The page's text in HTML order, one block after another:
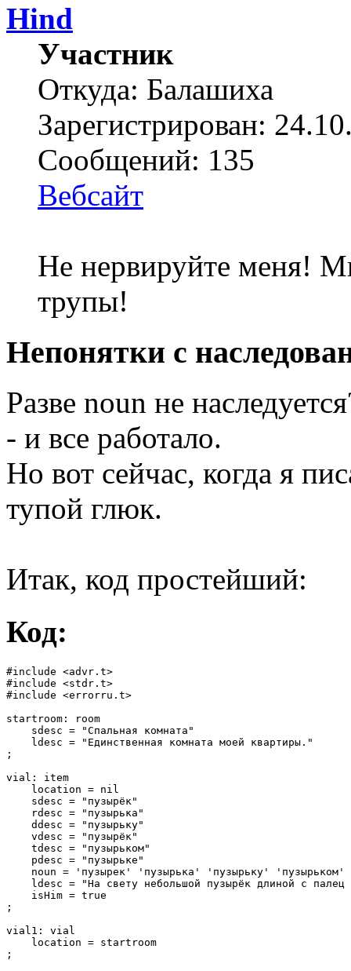
Hind
Участник
Откуда: Балашиха
Зарегистрирован:
Сообщений: 135
Вебсайт
Не нервируйте меня!
трупы!
Непонятки с
Разве noun не
- и все работало.
Но вот сейчас, когда я
тупой глюк.
Итак, код простейший:
Код:
#include <advr.t>
#include <stdr.t>
#include <errorru.t>
startroom: room
    sdesc = "Спальная комната"
    ldesc = "Единственная комната моей квартиры."
;
vial: item
    location = nil
    sdesc = "пузырёк"
    rdesc = "пузырька"
    ddesc = "пузырьку"
    vdesc = "пузырёк"
    tdesc = "пузырьком"
    pdesc = "пузырьке"
noun = 'пузырек' 'пузырька' 'пузырьку'
ldesc = "На свету небольшой пузырёк длиной с палец
    isHim = true
;
vial1: vial
    location = startroom
;